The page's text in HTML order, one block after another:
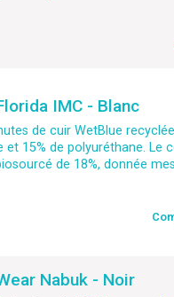
IMC - Blanc
de cuir WetBlue
15% de polyuréthane. Le
de 18%, donnée
Nabuk - Noir